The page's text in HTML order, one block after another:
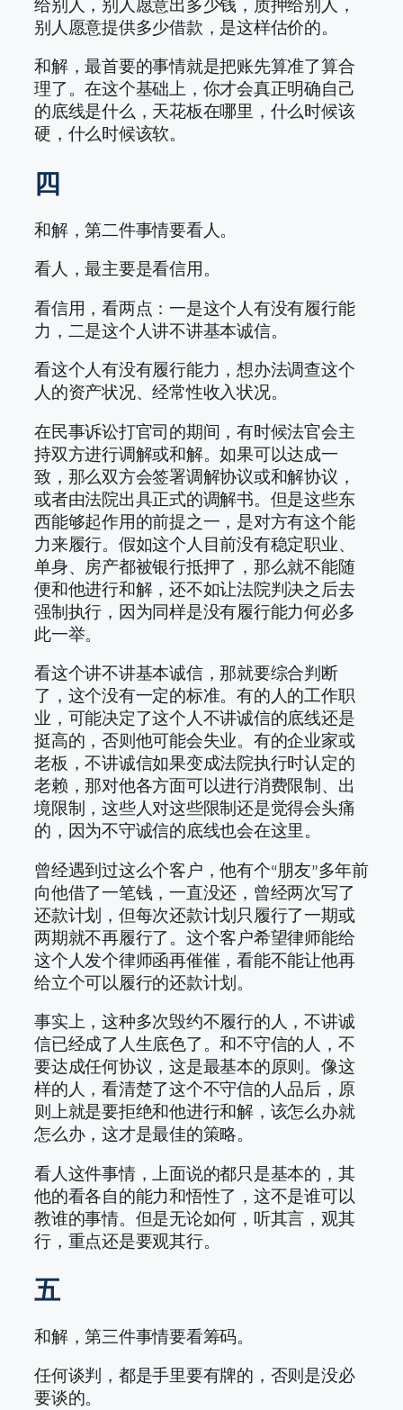
给别人，别人愿意出多少钱，质押给别人，
别人愿意提供多少借款，是这样估价的。
和解，最首要的事情就是把账先算准了算合
理了。在这个基础上，你才会真正明确自己
的底线是什么，天花板在哪里，什么时候该
硬，什么时候该软。
四
和解，第二件事情要看人。
看人，最主要是看信用。
看信用，看两点：一是这个人有没有履行能
力，二是这个人讲不讲基本诚信。
看这个人有没有履行能力，想办法调查这个
人的资产状况、经常性收入状况。
在民事诉讼打官司的期间，有时候法官会主
持双方进行调解或和解。如果可以达成一
致，那么双方会签署调解协议或和解协议，
或者由法院出具正式的调解书。但是这些东
西能够起作用的前提之一，是对方有这个能
力来履行。假如这个人目前没有稳定职业、
单身、房产都被银行抵押了，那么就不能随
便和他进行和解，还不如让法院判决之后去
强制执行，因为同样是没有履行能力何必多
此一举。
看这个讲不讲基本诚信，那就要综合判断
了，这个没有一定的标准。有的人的工作职
业，可能决定了这个人不讲诚信的底线还是
挺高的，否则他可能会失业。有的企业家或
老板，不讲诚信如果变成法院执行时认定的
老赖，那对他各方面可以进行消费限制、出
境限制，这些人对这些限制还是觉得会头痛
的，因为不守诚信的底线也会在这里。
曾经遇到过这么个客户，他有个“朋友”多年前
向他借了一笔钱，一直没还，曾经两次写了
还款计划，但每次还款计划只履行了一期或
两期就不再履行了。这个客户希望律师能给
这个人发个律师函再催催，看能不能让他再
给立个可以履行的还款计划。
事实上，这种多次毁约不履行的人，不讲诚
信已经成了人生底色了。和不守信的人，不
要达成任何协议，这是最基本的原则。像这
样的人，看清楚了这个不守信的人品后，原
则上就是要拒绝和他进行和解，该怎么办就
怎么办，这才是最佳的策略。
看人这件事情，上面说的都只是基本的，其
他的看各自的能力和悟性了，这不是谁可以
教谁的事情。但是无论如何，听其言，观其
行，重点还是要观其行。
五
和解，第三件事情要看筹码。
任何谈判，都是手里要有牌的，否则是没必
要谈的。